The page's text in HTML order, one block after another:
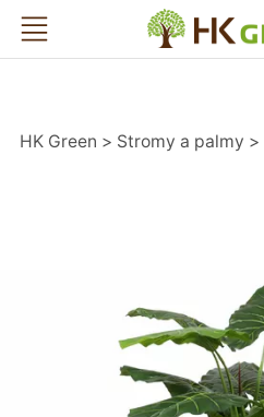
HK Green
HK Green Stromy a palmy